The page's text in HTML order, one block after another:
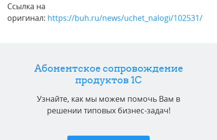
Ссылка на
оригинал: https://buh.ru/news/uchet_nalogi/102531/
Абонентское сопровождение
продуктов 1C
Узнайте, как мы можем помочь Вам в
решении типовых бизнес-задач!